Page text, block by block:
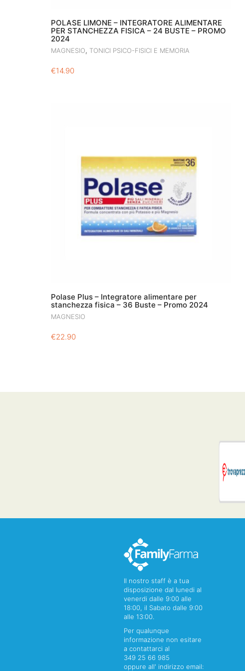
POLASE LIMONE – INTEGRATORE ALIMENTARE
PER STANCHEZZA FISICA – 24 BUSTE – PROMO
2024
MAGNESIO, TONICI PSICO-FISICI E MEMORIA
€14.90
Polase Plus – Integratore alimentare per
stanchezza fisica – 36 Buste – Promo 2024
MAGNESIO
€22.90
Il nostro staff è a tua
disposizione dal lunedi al
venerdi dalle 9:00 alle
18:00, il Sabato dalle 9:00
alle 13:00.
Per qualunque
informazione non esitare
a contattarci al
349 25 66 985
oppure all' indirizzo email: